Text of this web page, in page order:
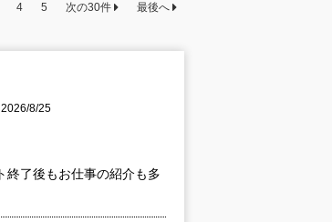
4 5 次の30件 最後へ
8/25
終了後もお仕事の紹介も多